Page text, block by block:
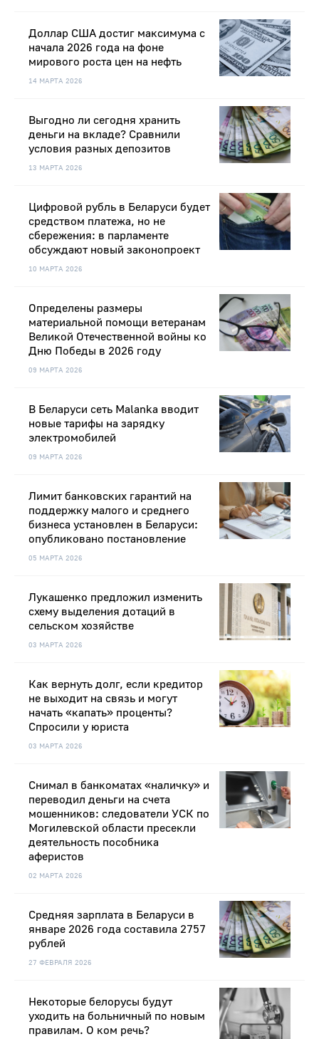
14 МАРТА 2026
Доллар США достиг максимума с
начала 2026 года на фоне
мирового роста цен на нефть
13 МАРТА 2026
Выгодно ли сегодня хранить
деньги на вкладе? Сравнили
условия разных депозитов
10 МАРТА 2026
Цифровой рубль в Беларуси будет
средством платежа, но не
сбережения: в парламенте
обсуждают новый законопроект
09 МАРТА 2026
Определены размеры
материальной помощи ветеранам
Великой Отечественной войны ко
Дню Победы в 2026 году
09 МАРТА 2026
В Беларуси сеть Malanka вводит
новые тарифы на зарядку
электромобилей
05 МАРТА 2026
Лимит банковских гарантий на
поддержку малого и среднего
бизнеса установлен в Беларуси:
опубликовано постановление
03 МАРТА 2026
Лукашенко предложил изменить
схему выделения дотаций в
сельском хозяйстве
03 МАРТА 2026
Как вернуть долг, если кредитор
не выходит на связь и могут
начать «капать» проценты?
Спросили у юриста
02 МАРТА 2026
Снимал в банкоматах «наличку» и
переводил деньги на счета
мошенников: следователи УСК по
Могилевской области пресекли
деятельность пособника
аферистов
27 ФЕВРАЛЯ 2026
Средняя зарплата в Беларуси в
январе 2026 года составила 2757
рублей
Некоторые белорусы будут
уходить на больничный по новым
правилам. О ком речь?